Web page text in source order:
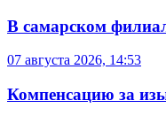
В самарском
07 августа 2026, 14:53
Компенсацию за